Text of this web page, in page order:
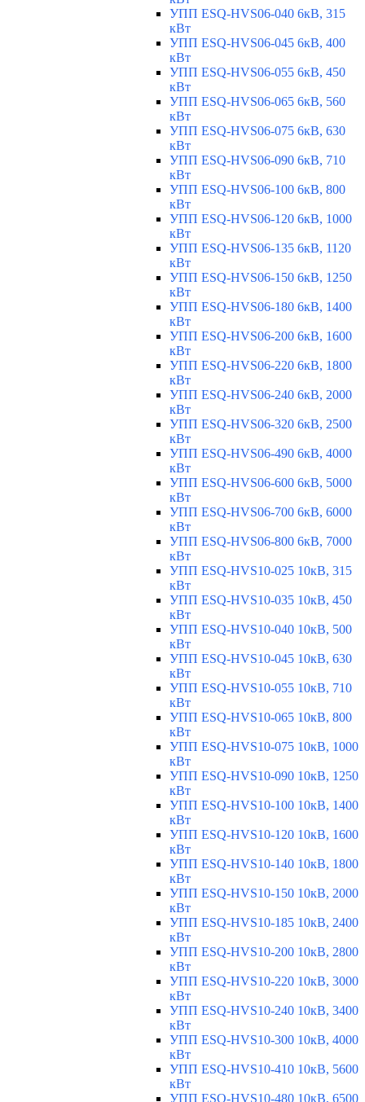
УПП ESQ-HVS06-040 6кВ, 315
кВт
УПП ESQ-HVS06-045 6кВ, 400
кВт
УПП ESQ-HVS06-055 6кВ, 450
кВт
УПП ESQ-HVS06-065 6кВ, 560
кВт
УПП ESQ-HVS06-075 6кВ, 630
кВт
УПП ESQ-HVS06-090 6кВ, 710
кВт
УПП ESQ-HVS06-100 6кВ, 800
кВт
УПП ESQ-HVS06-120 6кВ, 1000
кВт
УПП ESQ-HVS06-135 6кВ, 1120
кВт
УПП ESQ-HVS06-150 6кВ, 1250
кВт
УПП ESQ-HVS06-180 6кВ, 1400
кВт
УПП ESQ-HVS06-200 6кВ, 1600
кВт
УПП ESQ-HVS06-220 6кВ, 1800
кВт
УПП ESQ-HVS06-240 6кВ, 2000
кВт
УПП ESQ-HVS06-320 6кВ, 2500
кВт
УПП ESQ-HVS06-490 6кВ, 4000
кВт
УПП ESQ-HVS06-600 6кВ, 5000
кВт
УПП ESQ-HVS06-700 6кВ, 6000
кВт
УПП ESQ-HVS06-800 6кВ, 7000
кВт
УПП ESQ-HVS10-025 10кВ, 315
кВт
УПП ESQ-HVS10-035 10кВ, 450
кВт
УПП ESQ-HVS10-040 10кВ, 500
кВт
УПП ESQ-HVS10-045 10кВ, 630
кВт
УПП ESQ-HVS10-055 10кВ, 710
кВт
УПП ESQ-HVS10-065 10кВ, 800
кВт
УПП ESQ-HVS10-075 10кВ, 1000
кВт
УПП ESQ-HVS10-090 10кВ, 1250
кВт
УПП ESQ-HVS10-100 10кВ, 1400
кВт
УПП ESQ-HVS10-120 10кВ, 1600
кВт
УПП ESQ-HVS10-140 10кВ, 1800
кВт
УПП ESQ-HVS10-150 10кВ, 2000
кВт
УПП ESQ-HVS10-185 10кВ, 2400
кВт
УПП ESQ-HVS10-200 10кВ, 2800
кВт
УПП ESQ-HVS10-220 10кВ, 3000
кВт
УПП ESQ-HVS10-240 10кВ, 3400
кВт
УПП ESQ-HVS10-300 10кВ, 4000
кВт
УПП ESQ-HVS10-410 10кВ, 5600
кВт
УПП ESQ-HVS10-480 10кВ, 6500